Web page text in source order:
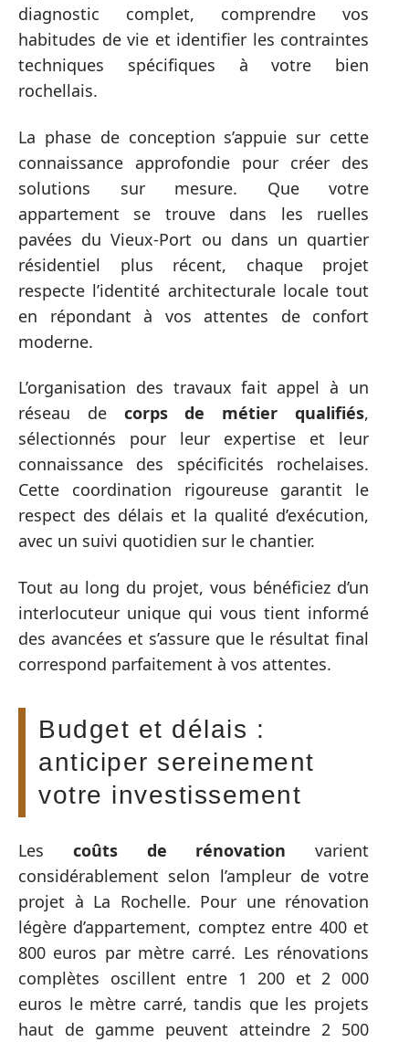
diagnostic complet, comprendre vos
habitudes de vie et identifier les contraintes
techniques spécifiques à votre bien
rochellais.
La phase de conception s’appuie sur cette
connaissance approfondie pour créer des
solutions sur mesure. Que votre
appartement se trouve dans les ruelles
pavées du Vieux-Port ou dans un quartier
résidentiel plus récent, chaque projet
respecte l’identité architecturale locale tout
en répondant à vos attentes de confort
moderne.
L’organisation des travaux fait appel à un
réseau de corps de métier qualifiés,
sélectionnés pour leur expertise et leur
connaissance des spécificités rochelaises.
Cette coordination rigoureuse garantit le
respect des délais et la qualité d’exécution,
avec un suivi quotidien sur le chantier.
Tout au long du projet, vous bénéficiez d’un
interlocuteur unique qui vous tient informé
des avancées et s’assure que le résultat final
correspond parfaitement à vos attentes.
Budget et délais :
anticiper sereinement
votre investissement
Les coûts de rénovation varient
considérablement selon l’ampleur de votre
projet à La Rochelle. Pour une rénovation
légère d’appartement, comptez entre 400 et
800 euros par mètre carré. Les rénovations
complètes oscillent entre 1 200 et 2 000
euros le mètre carré, tandis que les projets
haut de gamme peuvent atteindre 2 500